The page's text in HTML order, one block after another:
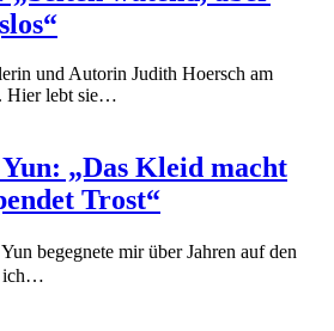
und Autorin Judith Hoersch am
Hier lebt sie…
„Das Kleid macht
Trost“
begegnete mir über Jahren auf den
ich…